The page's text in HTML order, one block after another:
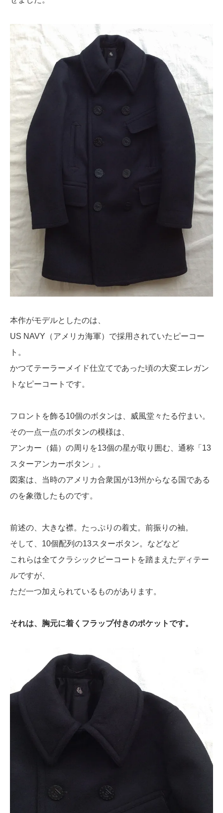
本作がモデルとしたのは、
US NAVY（アメリカ海軍）で採用されていたピーコー
ト。
かつてテーラーメイド仕立てであった頃の大変エレガン
トなピーコートです。
フロントを飾る10個のボタンは、威風堂々たる佇まい。
その一点一点のボタンの模様は、
アンカー（錨）の周りを13個の星が取り囲む、通称「13
スターアンカーボタン」。
図案は、当時のアメリカ合衆国が13州からなる国である
のを象徴したものです。
前述の、大きな襟。たっぷりの着丈。前振りの袖。
そして、10個配列の13スターボタン。などなど
これらは全てクラシックピーコートを踏まえたディテー
ルですが、
ただ一つ加えられているものがあります。
それは、胸元に着くフラップ付きのポケットです。